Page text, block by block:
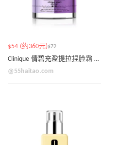
$54 (约360元)$72
Clinique 倩碧充盈提拉捏脸霜 50ml
@55haitao.com